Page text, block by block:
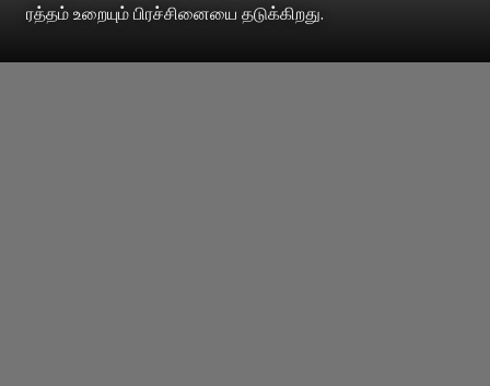
ரத்தம் உறையும் பிரச்சினையை தடுக்கிறது.